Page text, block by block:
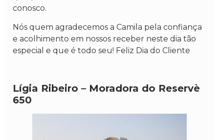
conosco.
Nós quem agradecemos a Camila pela confiança
e acolhimento em nossos receber neste dia tão
especial e que é todo seu! Feliz Dia do Cliente
Lígia Ribeiro – Moradora do Reservè
650